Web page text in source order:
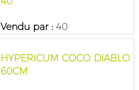
Vendu par :40
HYPERICUM COCO DIABLO
60CM